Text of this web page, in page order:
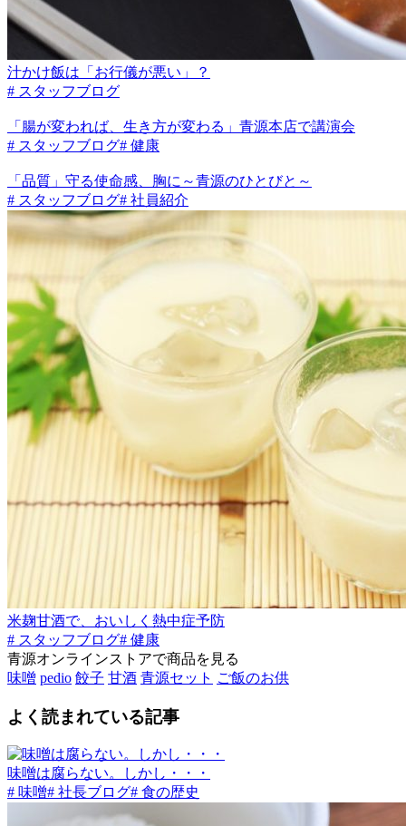
汁かけ飯は「お行儀が悪い」？
# スタッフブログ
「腸が変われば、生き方が変わる」青源本店で講演会
# スタッフブログ# 健康
「品質」守る使命感、胸に～青源のひとびと～
# スタッフブログ# 社員紹介
米麹甘酒で、おいしく熱中症予防
# スタッフブログ# 健康
青源オンラインストアで商品を見る
味噌 pedio 餃子 甘酒 青源セット ご飯のお供
よく読まれている記事
味噌は腐らない。しかし・・・
# 味噌# 社長ブログ# 食の歴史